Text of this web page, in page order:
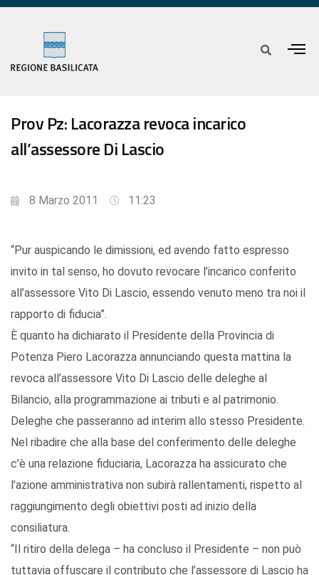
Prov Pz: Lacorazza revoca incarico
all’assessore Di Lascio
8 Marzo 2011 11:23
“Pur auspicando le dimissioni, ed avendo fatto espresso
invito in tal senso, ho dovuto revocare l’incarico conferito
all’assessore Vito Di Lascio, essendo venuto meno tra noi il
rapporto di fiducia”.
È quanto ha dichiarato il Presidente della Provincia di
Potenza Piero Lacorazza annunciando questa mattina la
revoca all’assessore Vito Di Lascio delle deleghe al
Bilancio, alla programmazione ai tributi e al patrimonio.
Deleghe che passeranno ad interim allo stesso Presidente.
Nel ribadire che alla base del conferimento delle deleghe
c’è una relazione fiduciaria, Lacorazza ha assicurato che
l’azione amministrativa non subirà rallentamenti, rispetto al
raggiungimento degli obiettivi posti ad inizio della
consiliatura.
“Il ritiro della delega – ha concluso il Presidente – non può
tuttavia offuscare il contributo che l’assessore di Lascio ha